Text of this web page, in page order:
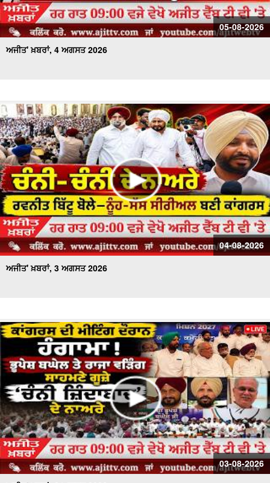
05-08-2026
ਅਜੀਤ' ਖ਼ਬਰਾਂ, 4 ਅਗਸਤ 2026
04-08-2026
ਅਜੀਤ' ਖ਼ਬਰਾਂ, 3 ਅਗਸਤ 2026
03-08-2026